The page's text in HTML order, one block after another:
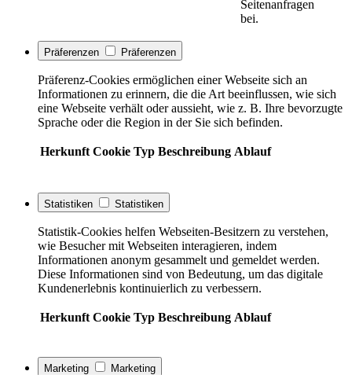
Seitenanfragen
bei.
Präferenzen Präferenzen
Präferenz-Cookies ermöglichen einer Webseite sich an
Informationen zu erinnern, die die Art beeinflussen, wie sich
eine Webseite verhält oder aussieht, wie z. B. Ihre bevorzugte
Sprache oder die Region in der Sie sich befinden.
Herkunft Cookie Typ Beschreibung Ablauf
Statistiken Statistiken
Statistik-Cookies helfen Webseiten-Besitzern zu verstehen,
wie Besucher mit Webseiten interagieren, indem
Informationen anonym gesammelt und gemeldet werden.
Diese Informationen sind von Bedeutung, um das digitale
Kundenerlebnis kontinuierlich zu verbessern.
Herkunft Cookie Typ Beschreibung Ablauf
Marketing Marketing